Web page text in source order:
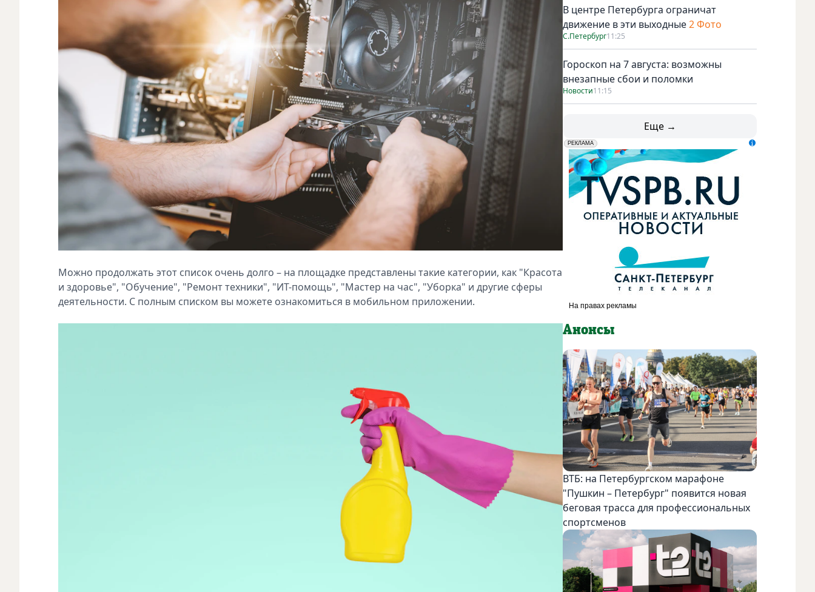
Можно продолжать этот список очень долго – на площадке представлены такие категории, как "Красота
и здоровье", "Обучение", "Ремонт техники", "ИТ-помощь", "Мастер на час", "Уборка" и другие сферы
деятельности. С полным списком вы можете ознакомиться в мобильном приложении.
В центре Петербурга ограничат
движение в эти выходные2 Фото
С.Петербург11:25
Гороскоп на 7 августа: возможны
внезапные сбои и поломки
Новости11:15
Еще →
erid: LdtCK5udn
РЕКЛАМА
АО "ГАТР", ИНН: 7841320717
Анонсы
ВТБ: на Петербургском марафоне
"Пушкин – Петербург" появится новая
беговая трасса для профессиональных
спортсменов